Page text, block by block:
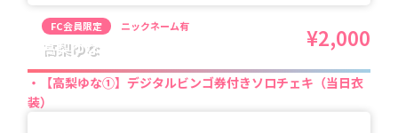
FC会員限定 ニックネーム有
高梨ゆな ¥2,000
【高梨ゆな①】デジタルビンゴ券付きソロチェキ（当日衣
装）